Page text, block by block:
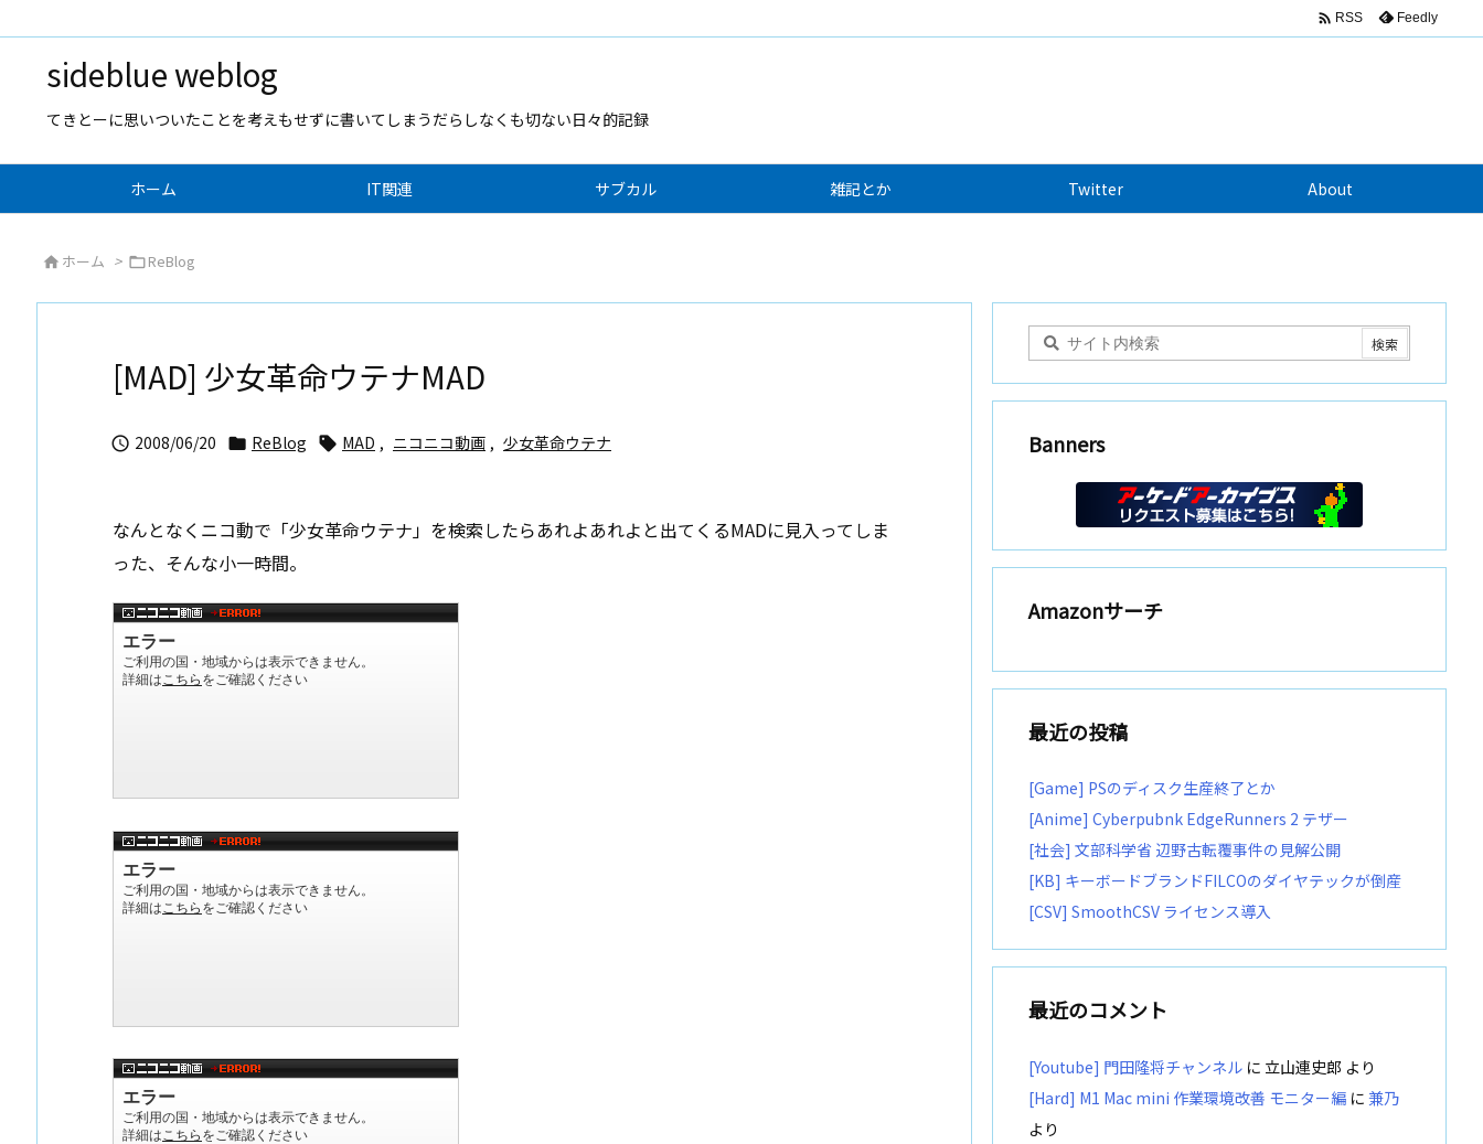
sideblue weblog
てきとーに思いついたことを考えもせずに書いてしまうだらしなくも切ない日々的記録
ホーム IT関連 サブカル 雑記とか Twitter About
 RSS Feedly
 ホーム > ReBlog
[MAD] 少女革命ウテナMAD
 2008/06/20  ReBlog  MAD , ニコニコ動画 , 少女革命ウテナ
なんとなくニコ動で「少女革命ウテナ」を検索したらあれよあれよと出てくるMADに見入ってしま
った、そんな小一時間。
Banners
Amazonサーチ
最近の投稿
[Game] PSのディスク生産終了とか
[Anime] Cyberpubnk EdgeRunners 2 テザー
[社会] 文部科学省 辺野古転覆事件の見解公開
[KB] キーボードブランドFILCOのダイヤテックが倒産
[CSV] SmoothCSV ライセンス導入
最近のコメント
[Youtube] 門田隆将チャンネル に 立山連史郎 より
[Hard] M1 Mac mini 作業環境改善 モニター編 に 兼乃
より